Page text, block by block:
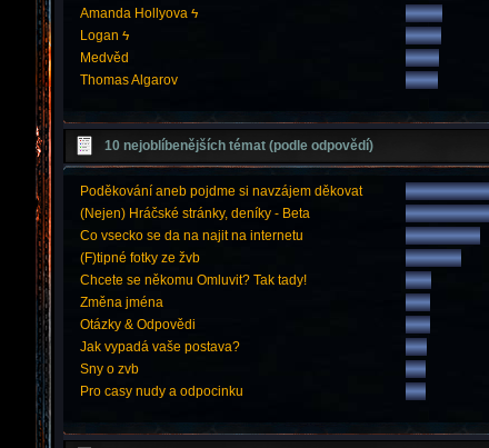
Amanda Hollyova ϟ
Logan ϟ
Medvěd
Thomas Algarov
10 nejoblíbenějších témat (podle odpovědí)
Poděkování aneb pojdme si navzájem děkovat
(Nejen) Hráčské stránky, deníky - Beta
Co vsecko se da na najit na internetu
(F)tipné fotky ze žvb
Chcete se někomu Omluvit? Tak tady!
Změna jména
Otázky & Odpovědi
Jak vypadá vaše postava?
Sny o zvb
Pro casy nudy a odpocinku